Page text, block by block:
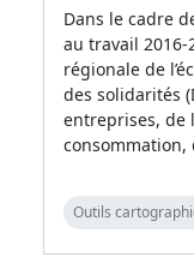
Dans le cadre
au travail 2016-
régionale de
des solidarités
entreprises, de
consommation,
Outils